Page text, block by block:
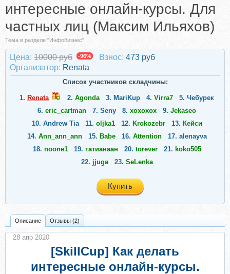
интересные онлайн-курсы. Для
частных лиц (Максим Ильяхов)
Тема в разделе "Инфобизнес"
Цена: 10000 руб -96% Взнос: 473 руб
Организатор: Renata
Список участников складчины:
1. Renata 2. Agonda 3. MariKup 4. Virra7 5. Чебурек
6. eric_cartman 7. Seny 8. xoxoxox 9. Jekaseo
10. Andrew Tia 11. oljka1 12. Krokozebr 13. Кейси
14. Ann_ann_ann 15. Babe 16. Attention 17. alenayva
18. noone1 19. татианаан 20. torever 21. koko505
22. jjuga 23. SeLenka
Купить
Описание Отзывы (2)
[SkillCup] Как делать
интересные онлайн-курсы.
28 апр 2020